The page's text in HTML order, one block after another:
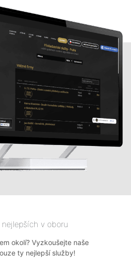
v oboru
okolí? Vyzkoušejte naše
ty nejlepší služby!